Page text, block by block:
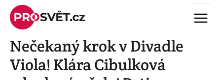
Skip
content
Menu
Nečekaný krok v Divadle
Viola! Klára Cibulková